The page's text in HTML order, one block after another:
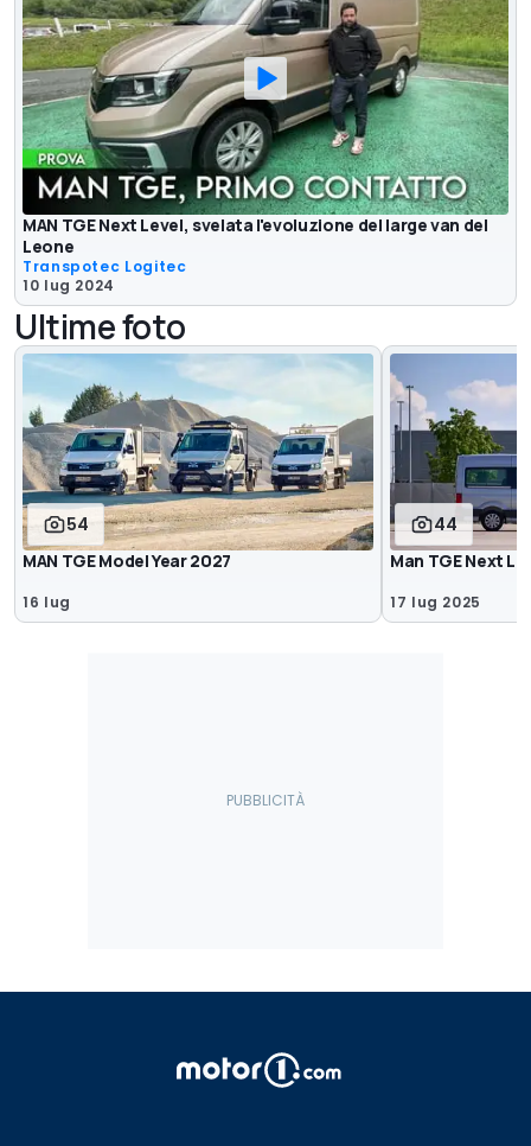
MAN TGE Next Level, svelata l'evoluzione del large van del
Leone
Transpotec Logitec
10 lug 2024
Ultime foto
54
MAN TGE Model Year 2027
16 lug
44
Man TGE Next
17 lug 2025